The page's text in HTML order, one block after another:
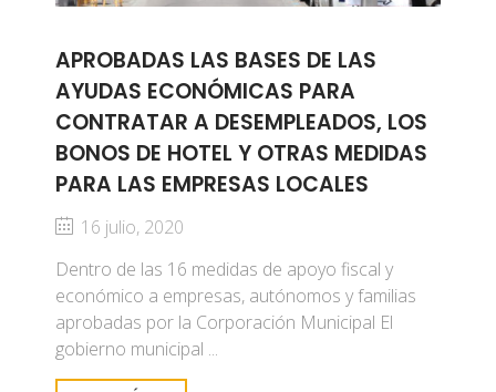
APROBADAS LAS BASES DE LAS
AYUDAS ECONÓMICAS PARA
CONTRATAR A DESEMPLEADOS, LOS
BONOS DE HOTEL Y OTRAS MEDIDAS
PARA LAS EMPRESAS LOCALES
16 julio, 2020
Dentro de las 16 medidas de apoyo fiscal y
económico a empresas, autónomos y familias
aprobadas por la Corporación Municipal El
gobierno municipal ...